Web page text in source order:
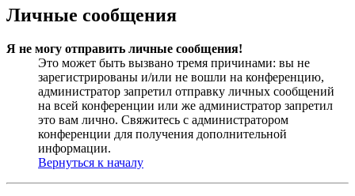
Личные сообщения
Я не могу отправить личные сообщения!
Это может быть вызвано тремя причинами: вы не
зарегистрированы и/или не вошли на конференцию,
администратор запретил отправку личных сообщений
на всей конференции или же администратор запретил
это вам лично. Свяжитесь с администратором
конференции для получения дополнительной
информации.
Вернуться к началу